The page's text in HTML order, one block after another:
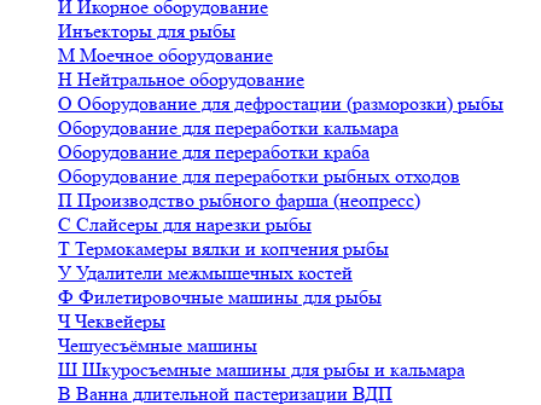
И Икорное оборудование
Инъекторы для рыбы
М Моечное оборудование
Н Нейтральное оборудование
О Оборудование для дефростации (разморозки) рыбы
Оборудование для переработки кальмара
Оборудование для переработки краба
Оборудование для переработки рыбных отходов
П Производство рыбного фарша (неопресс)
С Слайсеры для нарезки рыбы
Т Термокамеры вялки и копчения рыбы
У Удалители межмышечных костей
Ф Филетировочные машины для рыбы
ЧЧеквейеры
Чешуесъёмные машины
Ш Шкуросъемные машины для рыбы и кальмара
В Ванна длительной пастеризации ВДП